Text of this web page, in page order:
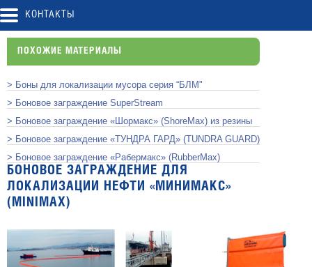
КОНТАКТЫ
ПОХОЖИЕ МАТЕРИАЛЫ
> Боны для локализации мусора серия “БЛМ"
> Боновое заграждение SuperStream
> Боновое заграждение «Шормакс» (ShoreMax) из резины
> Боновое заграждение «ТУНДРА ГАРД» (TUNDRA GUARD)
> Боновое заграждение «Рабермакс» (RubberMax)
БОНОВОЕ ЗАГРАЖДЕНИЕ ДЛЯ
ЛОКАЛИЗАЦИИ НЕФТИ «МИНИМАКС»
(MINIMAX)